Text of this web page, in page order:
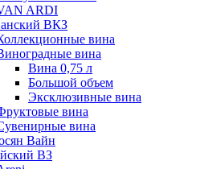
ARDI
ВКЗ
вина
вина
Вина 0,75 л
Большой объем
Эксклюзивные вина
вина
вина
Вайн
ВЗ